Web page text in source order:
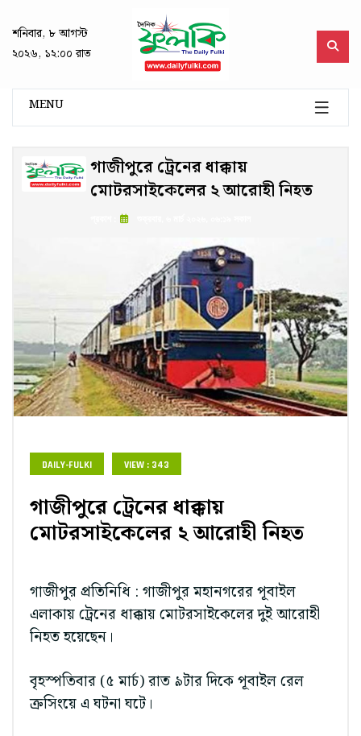
শনিবার, ৮ আগস্ট
২০২৬, ১২:০০ রাত
MENU
গাজীপুরে ট্রেনের ধাক্কায়
মোটরসাইকেলের ২ আরোহী নিহত
DAILY-FULKI VIEW : 343
গাজীপুরে ট্রেনের ধাক্কায়
মোটরসাইকেলের ২ আরোহী নিহত
গাজীপুর প্রতিনিধি : গাজীপুর মহানগরের পূবাইল
এলাকায় ট্রেনের ধাক্কায় মোটরসাইকেলের দুই আরোহী
নিহত হয়েছেন।
বৃহস্পতিবার (৫ মার্চ) রাত ৯টার দিকে পূবাইল রেল
ক্রসিংয়ে এ ঘটনা ঘটে।